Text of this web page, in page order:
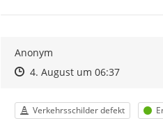
Anonym
Zeitpunkt des Erstellens
Zeitpunkt des Erstellens
4. August um 06:37Zur
Kategorie
Verkehrsschilder defekt